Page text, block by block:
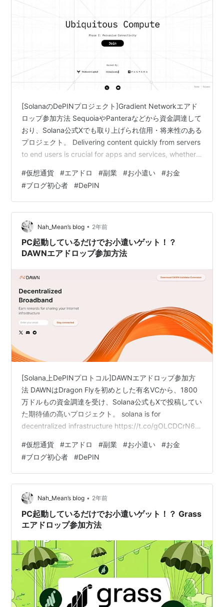
[SolanaのDePINプロジェクト]Gradient Networkエアド
ロップ参加方法 SequoiaやPanteraなどから資金調達して
おり、Solana公式Xでも取り上げられ信用・将来性のある
プロジェクト。 Delivering content quickly from servers
to end users is crucial for apps and services, whether
responses. Slow delivery can ruin user exp…
#仮想通貨 #エアドロ #副業 #お小遣い #お金
#ブログ初心者 #DePIN
Nah_Mean’s blog • 2年前
PC起動しているだけでお小遣いゲット！？
DAWNエアドロップ参加方法
[Solana上DePINプロトコル]DAWNエアドロップ参加方
法 DAWNはDragon Flyを初めとした有名VCから、1800
万ドルもの資金調達を受け、Solana公式もXで投稿してい
た期待値の高いプロジェクト。 solana is for
decentralized infrastructure https://t.co/gOLCDCrN6A
Chromeに拡張機能をDLしてPCを起動しておくだけでポ
イントが獲得出来ます。 ・エアドロップ参加手順
1.DAWNの拡張機能をDL。 2.メールアドレスの登録…
#仮想通貨 #エアドロ #副業 #お小遣い #お金
#ブログ初心者 #DePIN
Nah_Mean’s blog • 2年前
PC起動しているだけでお小遣いゲット！？ Grass
エアドロップ参加方法